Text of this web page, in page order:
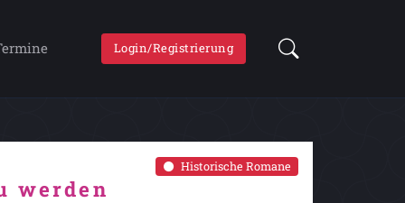
Login/Registrierung
Historische Romane
werden